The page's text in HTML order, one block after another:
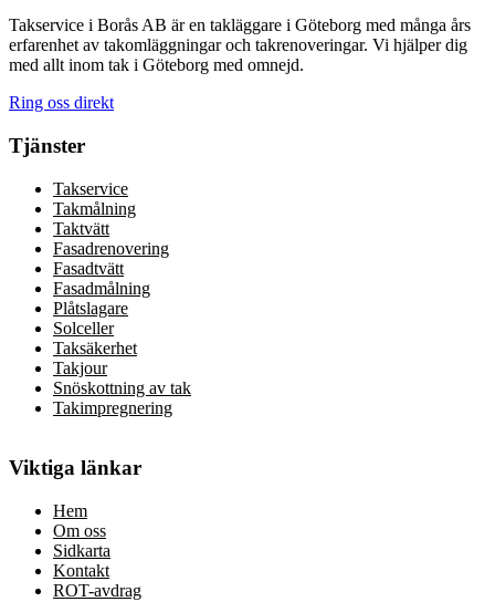
Takservice i Borås AB är en takläggare i Göteborg med många års
erfarenhet av takomläggningar och takrenoveringar. Vi hjälper dig
med allt inom tak i Göteborg med omnejd.
Ring oss direkt
Tjänster
Takservice
Takmålning
Taktvätt
Fasadrenovering
Fasadtvätt
Fasadmålning
Plåtslagare
Solceller
Taksäkerhet
Takjour
Snöskottning av tak
Takimpregnering
Viktiga länkar
Hem
Om oss
Sidkarta
Kontakt
ROT-avdrag